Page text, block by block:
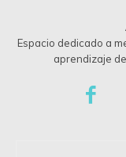
Espacio dedicado a
aprendizaje